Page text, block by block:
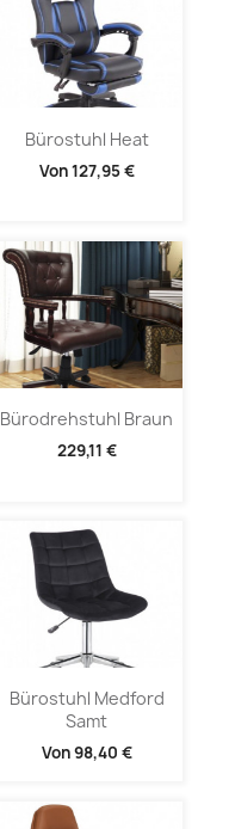
Bürostuhl Heat
Von127,95 €
Bürodrehstuhl Braun
229,11 €
Bürostuhl Medford
Samt
Von98,40 €